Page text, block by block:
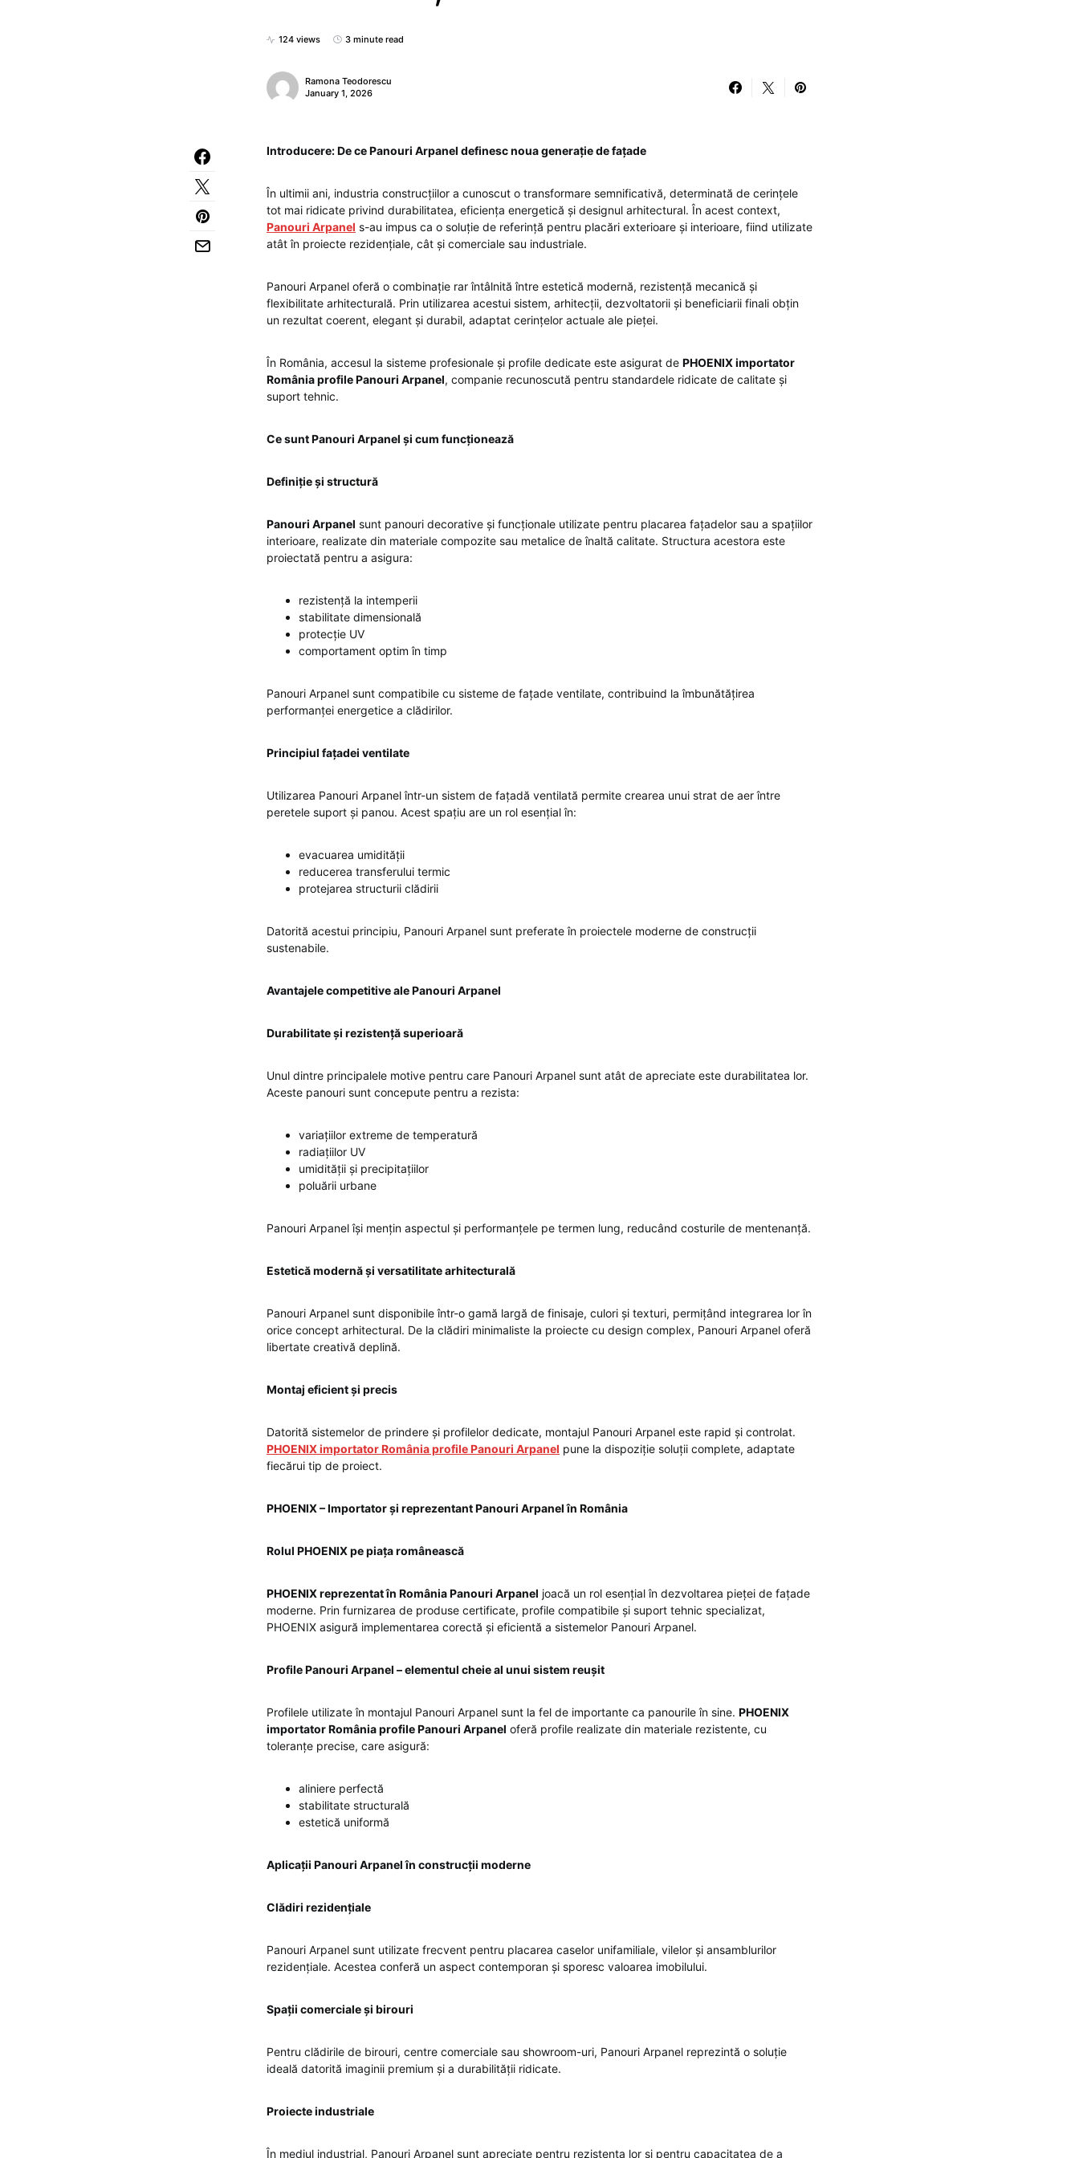
124 views 3 minute read
Ramona Teodorescu
January 1, 2026
Introducere: De ce Panouri Arpanel definesc noua generație de fațade
În ultimii ani, industria construcțiilor a cunoscut o transformare semnificativă, determinată de cerințele
tot mai ridicate privind durabilitatea, eficiența energetică și designul arhitectural. În acest context,
Panouri Arpanel s-au impus ca o soluție de referință pentru placări exterioare și interioare, fiind utilizate
atât în proiecte rezidențiale, cât și comerciale sau industriale.
Panouri Arpanel oferă o combinație rar întâlnită între estetică modernă, rezistență mecanică și
flexibilitate arhitecturală. Prin utilizarea acestui sistem, arhitecții, dezvoltatorii și beneficiarii finali obțin
un rezultat coerent, elegant și durabil, adaptat cerințelor actuale ale pieței.
În România, accesul la sisteme profesionale și profile dedicate este asigurat de PHOENIX importator
România profile Panouri Arpanel, companie recunoscută pentru standardele ridicate de calitate și
suport tehnic.
Ce sunt Panouri Arpanel și cum funcționează
Definiție și structură
Panouri Arpanel sunt panouri decorative și funcționale utilizate pentru placarea fațadelor sau a spațiilor
interioare, realizate din materiale compozite sau metalice de înaltă calitate. Structura acestora este
proiectată pentru a asigura:
rezistență la intemperii
stabilitate dimensională
protecție UV
comportament optim în timp
Panouri Arpanel sunt compatibile cu sisteme de fațade ventilate, contribuind la îmbunătățirea
performanței energetice a clădirilor.
Principiul fațadei ventilate
Utilizarea Panouri Arpanel într-un sistem de fațadă ventilată permite crearea unui strat de aer între
peretele suport și panou. Acest spațiu are un rol esențial în:
evacuarea umidității
reducerea transferului termic
protejarea structurii clădirii
Datorită acestui principiu, Panouri Arpanel sunt preferate în proiectele moderne de construcții
sustenabile.
Avantajele competitive ale Panouri Arpanel
Durabilitate și rezistență superioară
Unul dintre principalele motive pentru care Panouri Arpanel sunt atât de apreciate este durabilitatea lor.
Aceste panouri sunt concepute pentru a rezista:
variațiilor extreme de temperatură
radiațiilor UV
umidității și precipitațiilor
poluării urbane
Panouri Arpanel își mențin aspectul și performanțele pe termen lung, reducând costurile de mentenanță.
Estetică modernă și versatilitate arhitecturală
Panouri Arpanel sunt disponibile într-o gamă largă de finisaje, culori și texturi, permițând integrarea lor în
orice concept arhitectural. De la clădiri minimaliste la proiecte cu design complex, Panouri Arpanel oferă
libertate creativă deplină.
Montaj eficient și precis
Datorită sistemelor de prindere și profilelor dedicate, montajul Panouri Arpanel este rapid și controlat.
PHOENIX importator România profile Panouri Arpanel pune la dispoziție soluții complete, adaptate
fiecărui tip de proiect.
PHOENIX – Importator și reprezentant Panouri Arpanel în România
Rolul PHOENIX pe piața românească
PHOENIX reprezentat în România Panouri Arpanel joacă un rol esențial în dezvoltarea pieței de fațade
moderne. Prin furnizarea de produse certificate, profile compatibile și suport tehnic specializat,
PHOENIX asigură implementarea corectă și eficientă a sistemelor Panouri Arpanel.
Profile Panouri Arpanel – elementul cheie al unui sistem reușit
Profilele utilizate în montajul Panouri Arpanel sunt la fel de importante ca panourile în sine. PHOENIX
importator România profile Panouri Arpanel oferă profile realizate din materiale rezistente, cu
toleranțe precise, care asigură:
aliniere perfectă
stabilitate structurală
estetică uniformă
Aplicații Panouri Arpanel în construcții moderne
Clădiri rezidențiale
Panouri Arpanel sunt utilizate frecvent pentru placarea caselor unifamiliale, vilelor și ansamblurilor
rezidențiale. Acestea conferă un aspect contemporan și sporesc valoarea imobilului.
Spații comerciale și birouri
Pentru clădirile de birouri, centre comerciale sau showroom-uri, Panouri Arpanel reprezintă o soluție
ideală datorită imaginii premium și a durabilității ridicate.
Proiecte industriale
În mediul industrial, Panouri Arpanel sunt apreciate pentru rezistența lor și pentru capacitatea de a